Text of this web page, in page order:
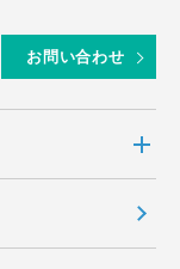
お問い合わせ